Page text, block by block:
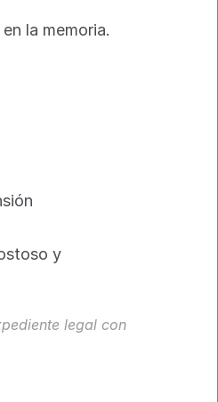
la memoria.
y
legal con